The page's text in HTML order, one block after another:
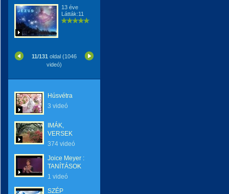
13 éve
Látták:11
11/131 oldal (1046
videó)
Húsvétra
3 videó
IMÁK,
VERSEK
374 videó
Joice Meyer :
TANÍTÁSOK
1 videó
SZÉP